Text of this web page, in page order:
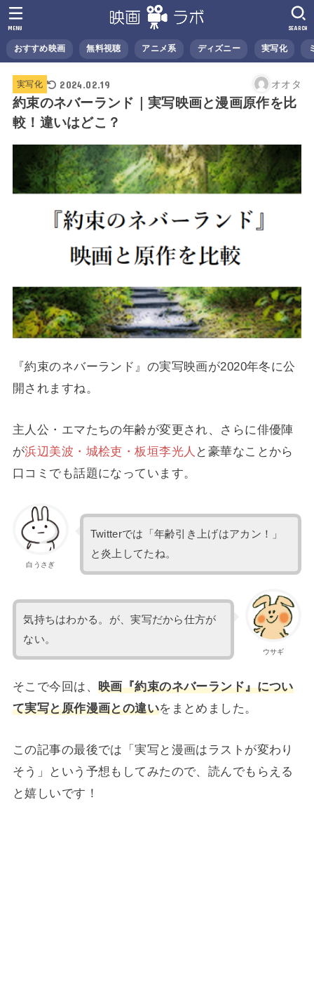
おすすめ映画 無料視聴 アニメ系 ディズニー 実写化
SEARCH
MENU
実写化 2024.02.19 オオタ
約束のネバーランド｜実写映画と漫画原作を比
較！違いはどこ？
『約束のネバーランド』の実写映画が2020年冬に公
開されますね。
主人公・エマたちの年齢が変更され、さらに俳優陣
が浜辺美波・城桧吏・板垣李光人 と豪華なことから
口コミでも話題になっています。
白うさぎ
Twitterでは「年齢引き上げはアカン！」
と炎上してたね。
ウサギ
気持ちはわかる。が、実写だから仕方が
ない。
そこで今回は、 映画『約束のネバーランド』につい
て実写と原作漫画との違いをまとめました。
この記事の最後では「実写と漫画はラストが変わり
そう」という予想もしてみたので、読んでもらえる
と嬉しいです！